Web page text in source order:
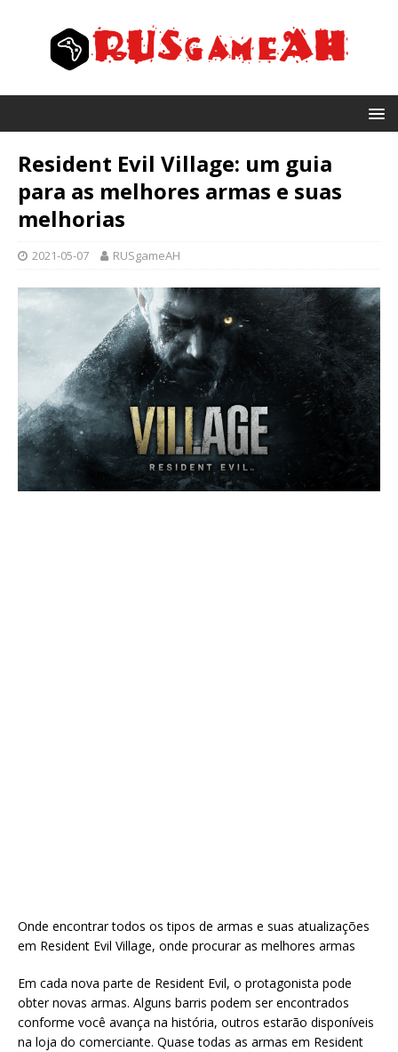
Resident Evil Village: um guia
para as melhores armas e suas
melhorias
2021-05-07 RUSgameAH
Onde encontrar todos os tipos de armas e suas atualizações
em Resident Evil Village, onde procurar as melhores armas
Em cada nova parte de Resident Evil, o protagonista pode
obter novas armas. Alguns barris podem ser encontrados
conforme você avança na história, outros estarão disponíveis
na loja do comerciante. Quase todas as armas em Resident